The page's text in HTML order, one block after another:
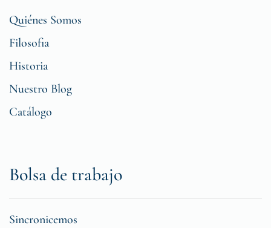
Quiénes Somos
Filosofia
Historia
Nuestro Blog
Catálogo
Bolsa de trabajo
Sincronicemos